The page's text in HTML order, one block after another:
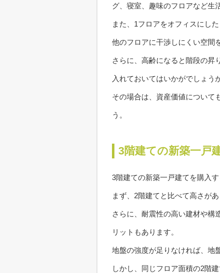
グ、寝室、趣味のフロアなど生
また、1フロアをオフィスにし
他のフロアに干渉しにくい空間
さらに、高齢になると階段の昇
入れておいてはいかがでしょう
その場合は、資産価値について
う。
3階建ての新築一戸
3階建ての新築一戸建てを購入
まず、2階建てと比べて高さが
さらに、耐震性の高い建材や構
リットもあります。
地盤の強度が足りなければ、地
しかし、同じフロア面積の2階